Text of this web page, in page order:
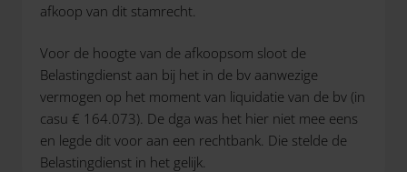
afkoop van dit stamrecht.
Voor de hoogte van de afkoopsom sloot de
Belastingdienst aan bij het in de bv aanwezige
vermogen op het moment van liquidatie van de bv (in
casu € 164.073). De dga was het hier niet mee eens
en legde dit voor aan een rechtbank. Die stelde de
Belastingdienst in het gelijk.